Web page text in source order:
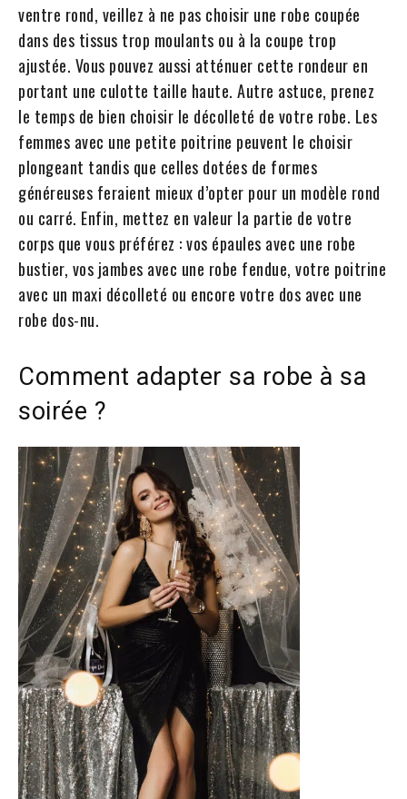
ventre rond, veillez à ne pas choisir une robe coupée
dans des tissus trop moulants ou à la coupe trop
ajustée. Vous pouvez aussi atténuer cette rondeur en
portant une culotte taille haute. Autre astuce, prenez
le temps de bien choisir le décolleté de votre robe. Les
femmes avec une petite poitrine peuvent le choisir
plongeant tandis que celles dotées de formes
généreuses feraient mieux d’opter pour un modèle rond
ou carré. Enfin, mettez en valeur la partie de votre
corps que vous préférez : vos épaules avec une robe
bustier, vos jambes avec une robe fendue, votre poitrine
avec un maxi décolleté ou encore votre dos avec une
robe dos-nu.
Comment adapter sa robe à sa
soirée ?